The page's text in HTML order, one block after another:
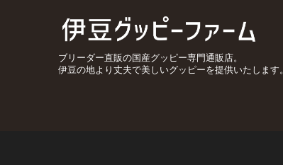
ブリーダー直販の国産グッピー専門通販店。
伊豆の地より丈夫で美しいグッピーを提供いたします。